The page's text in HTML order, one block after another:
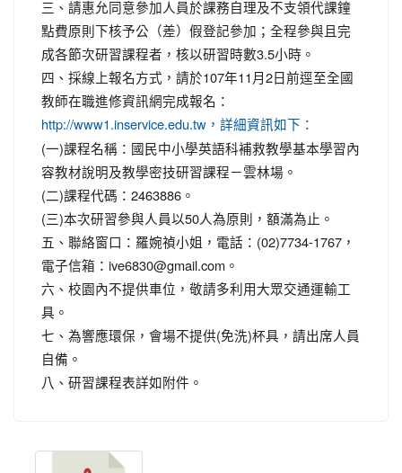
三、請惠允同意參加人員於課務自理及不支領代課鐘
點費原則下核予公（差）假登記參加；全程參與且完
成各節次研習課程者，核以研習時數3.5小時。
四、採線上報名方式，請於107年11月2日前逕至全國
教師在職進修資訊網完成報名：
http://www1.inservice.edu.tw，詳細資訊如下：
(一)課程名稱：國民中小學英語科補救教學基本學習內
容教材說明及教學密技研習課程－雲林場。
(二)課程代碼：2463886。
(三)本次研習參與人員以50人為原則，額滿為止。
五、聯絡窗口：羅婉禎小姐，電話：(02)7734-1767，
電子信箱：ive6830@gmail.com。
六、校園內不提供車位，敬請多利用大眾交通運輸工
具。
七、為響應環保，會場不提供(免洗)杯具，請出席人員
自備。
八、研習課程表詳如附件。